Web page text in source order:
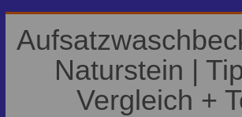
Naturstein |
Vergleich +